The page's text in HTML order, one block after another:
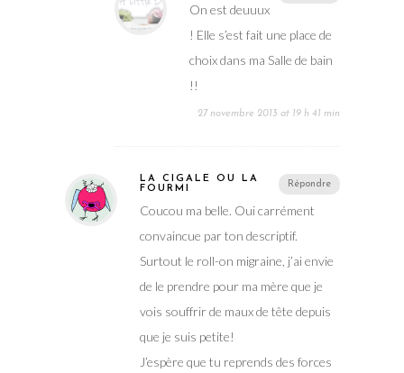
On est deuuux
! Elle s’est fait une place de
choix dans ma Salle de bain
!!
27 novembre 2013 at 19 h 41 min
Répondre
LA CIGALE OU LA
FOURMI
Coucou ma belle. Oui carrément
convaincue par ton descriptif.
Surtout le roll-on migraine, j’ai envie
de le prendre pour ma mère que je
vois souffrir de maux de tête depuis
que je suis petite!
J’espère que tu reprends des forces